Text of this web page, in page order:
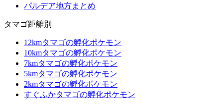
パルデア地方まとめ
タマゴ距離別
12kmタマゴの孵化ポケモン
10kmタマゴの孵化ポケモン
7kmタマゴの孵化ポケモン
5kmタマゴの孵化ポケモン
2kmタマゴの孵化ポケモン
すぐふかタマゴの孵化ポケモン